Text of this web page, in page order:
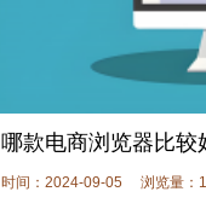
哪款电商浏览器比
时间：2024-09-05 浏览量：